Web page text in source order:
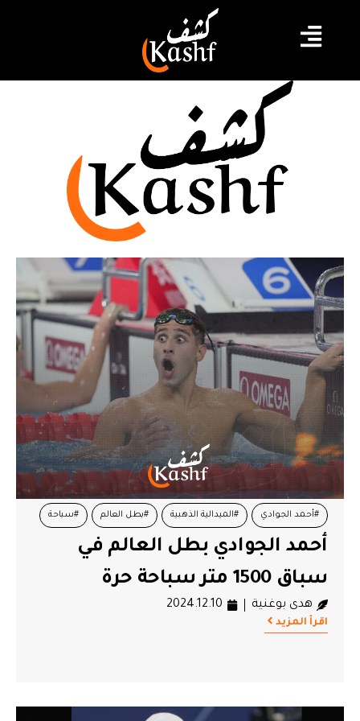
سباحة
#أحمد الجوادي #الميدالية الذهبية #بطل العالم #سباحة
أحمد الجوادي بطل العالم في
سباق 1500 متر سباحة حرة
هدى بوغنية 2024.12.10
اقرأ المزيد